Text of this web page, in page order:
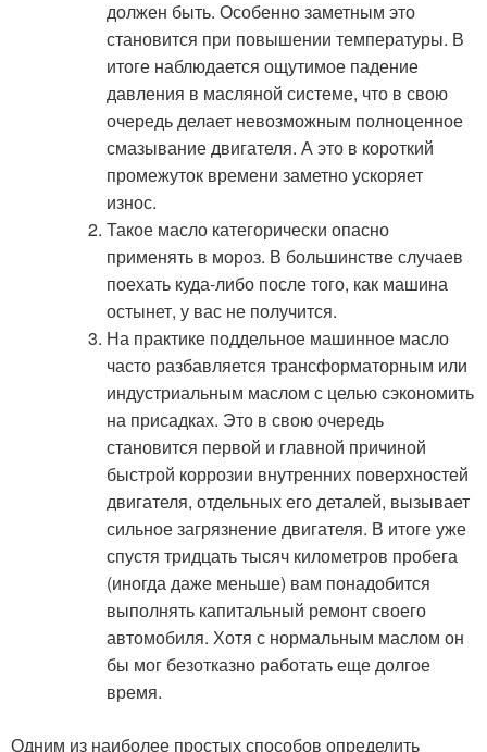
должен быть. Особенно заметным это
становится при повышении температуры. В
итоге наблюдается ощутимое падение
давления в масляной системе, что в свою
очередь делает невозможным полноценное
смазывание двигателя. А это в короткий
промежуток времени заметно ускоряет
износ.
Такое масло категорически опасно
применять в мороз. В большинстве случаев
поехать куда-либо после того, как машина
остынет, у вас не получится.
На практике поддельное машинное масло
часто разбавляется трансформаторным или
индустриальным маслом с целью сэкономить
на присадках. Это в свою очередь
становится первой и главной причиной
быстрой коррозии внутренних поверхностей
двигателя, отдельных его деталей, вызывает
сильное загрязнение двигателя. В итоге уже
спустя тридцать тысяч километров пробега
(иногда даже меньше) вам понадобится
выполнять капитальный ремонт своего
автомобиля. Хотя с нормальным маслом он
бы мог безотказно работать еще долгое
время.
Одним из наиболее простых способов определить